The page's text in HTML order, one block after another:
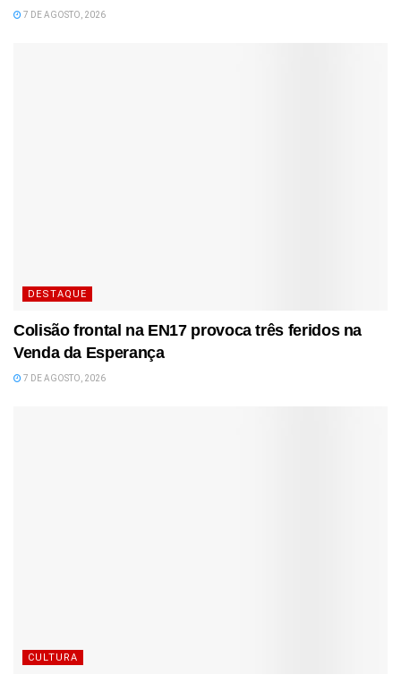
7 DE AGOSTO, 2026
DESTAQUE
Colisão frontal na EN17 provoca três feridos na
Venda da Esperança
7 DE AGOSTO, 2026
CULTURA